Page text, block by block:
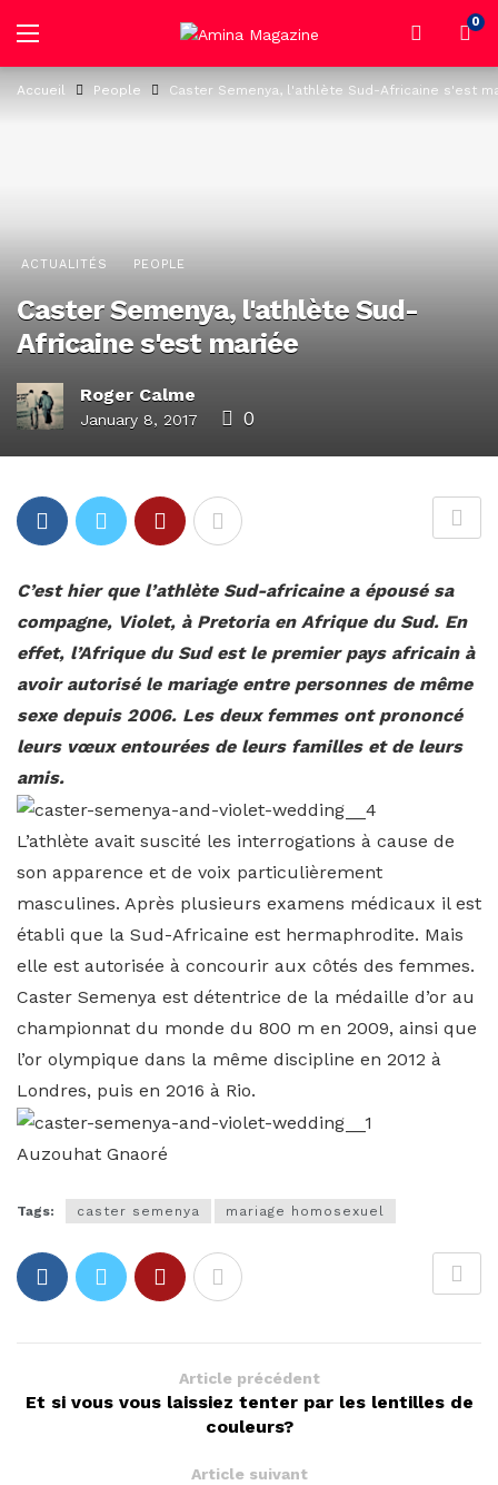
0
Accueil People Caster Semenya, l'athlète Sud-Africaine s'est
ACTUALITÉS PEOPLE
Caster Semenya, l'athlète Sud-
Africaine s'est mariée
Roger Calme
January 8, 2017 0
C’est hier que l’athlète Sud-africaine a épousé sa
compagne, Violet, à Pretoria en Afrique du Sud. En
effet, l’Afrique du Sud est le premier pays africain à
avoir autorisé le mariage entre personnes de même
sexe depuis 2006. Les deux femmes ont prononcé
leurs vœux entourées de leurs familles et de leurs
amis.
L’athlète avait suscité les interrogations à cause de
son apparence et de voix particulièrement
masculines. Après plusieurs examens médicaux il est
établi que la Sud-Africaine est hermaphrodite. Mais
elle est autorisée à concourir aux côtés des femmes.
Caster Semenya est détentrice de la médaille d’or au
championnat du monde du 800 m en 2009, ainsi que
l’or olympique dans la même discipline en 2012 à
Londres, puis en 2016 à Rio.
Auzouhat Gnaoré
Tags: caster semenya mariage homosexuel
Article précédent
Et si vous vous laissiez tenter par les lentilles de
couleurs?
Article suivant